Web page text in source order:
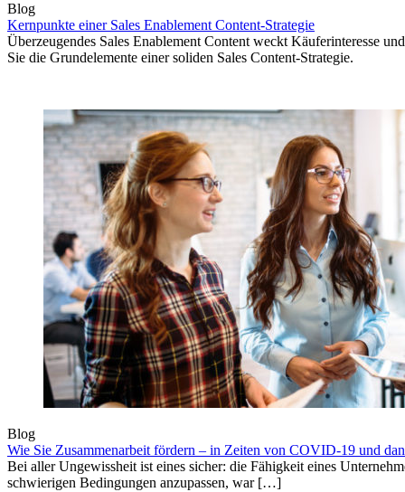
Blog
Kernpunkte einer Sales Enablement Content-Strategie
Überzeugendes Sales Enablement Content weckt Käuferinteresse
Sie die Grundelemente einer soliden Sales Content-Strategie.
Blog
Wie Sie Zusammenarbeit fördern – in Zeiten von COVID-19 und
Bei aller Ungewissheit ist eines sicher: die Fähigkeit eines
schwierigen Bedingungen anzupassen, war […]